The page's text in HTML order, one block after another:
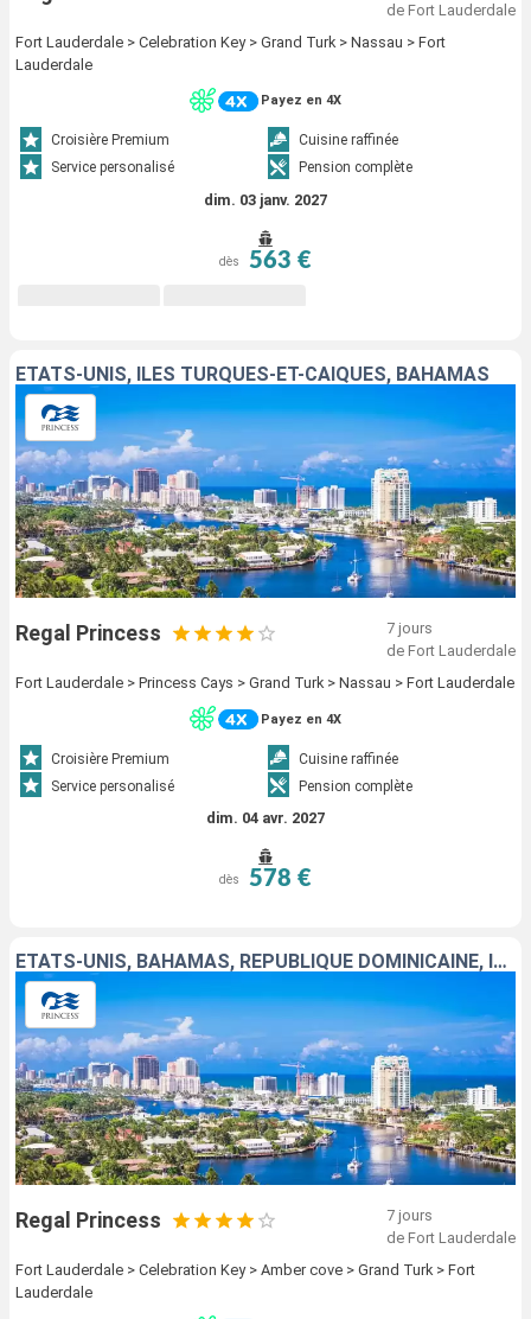
de Fort Lauderdale
Fort Lauderdale > Celebration Key > Grand Turk > Nassau > Fort
Lauderdale
Payez en 4X
Croisière Premium
Cuisine raffinée
Service personalisé
Pension complète
dim. 03 janv. 2027
dès 563 €
ÉTATS-UNIS, ÎLES TURQUES-ET-CAÏQUES, BAHAMAS
Regal Princess
7 jours
de Fort Lauderdale
Fort Lauderdale > Princess Cays > Grand Turk > Nassau > Fort Lauderdale
Payez en 4X
Croisière Premium
Cuisine raffinée
Service personalisé
Pension complète
dim. 04 avr. 2027
dès 578 €
ÉTATS-UNIS, BAHAMAS, RÉPUBLIQUE DOMINICAINE, ÎLES TURQUES-ET-CAÏQUES
Regal Princess
7 jours
de Fort Lauderdale
Fort Lauderdale > Celebration Key > Amber cove > Grand Turk > Fort
Lauderdale